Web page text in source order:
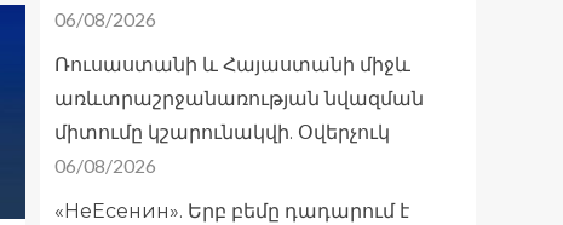
06/08/2026
Ռուսաստանի և Հայաստանի միջև
առևտրաշրջանառության նվազման
միտումը կշարունակվի. Օվերչուկ
06/08/2026
«НеЕсенин». Երբ բեմը դադարում է